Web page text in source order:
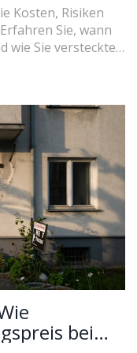
Kosten, Risiken
Sie, wann
wie Sie versteckte
bei